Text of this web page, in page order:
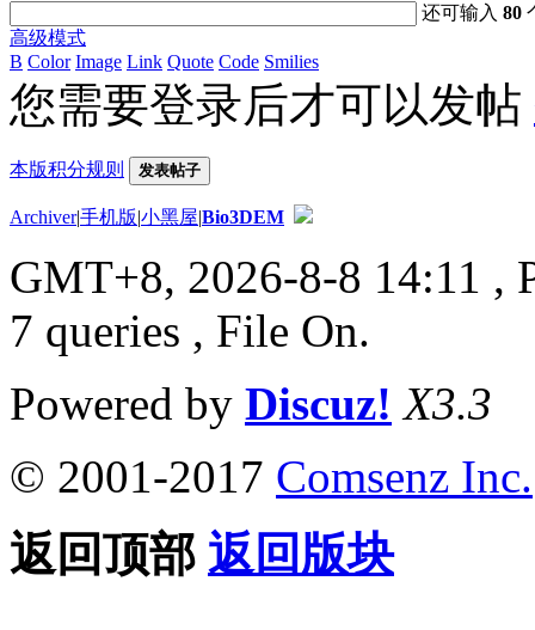
还可输入80
高级模式
B Color Image Link Quote Code Smilies
您需要登录后才可以发帖
本版积分规则 发表帖子
Archiver|手机版|小黑屋|Bio3DEM
GMT+8, 2026-8-8 14:11 ,
7 queries , File On.
Powered by Discuz! X3.3
© 2001-2017 Comsenz Inc.
返回顶部 返回版块